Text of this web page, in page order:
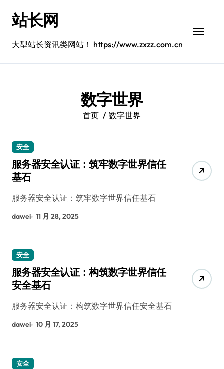
站长网
大型站长资讯类网站！ https://www.zxzz.com.cn
数字世界
首页 数字世界
安全
服务器安全认证：筑牢数字世界信任
基石
服务器安全认证：筑牢数字世界信任基石
dawei 11 月 28, 2025
安全
服务器安全认证：构筑数字世界信任
安全基石
服务器安全认证：构筑数字世界信任安全基石
dawei 10 月 17, 2025
安全